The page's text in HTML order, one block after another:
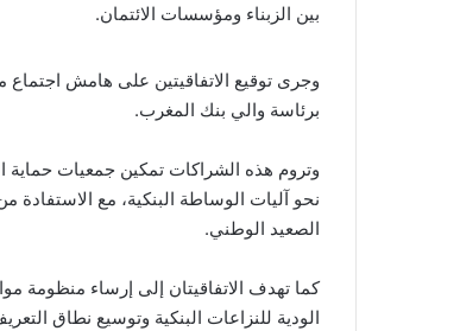
بين الزبناء ومؤسسات الائتمان.
برئاسة والي بنك المغرب.
وتروم هذه الشراكات تمكين جمعيات حماية
نحو آليات الوساطة البنكية، مع
الصعيد الوطني.
كما تهدف الاتفاقيتان إلى إرساء منظومة
الودية للنزاعات البنكية وتوسيع نطاق